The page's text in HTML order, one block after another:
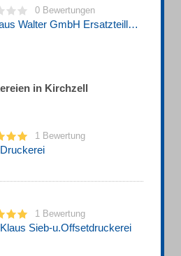
0 Bewertungen
Autohaus Walter GmbH Ersatzteillager
in Kirchzell
1 Bewertung
1 Bewertung
Sieb-u.Offsetdruckerei